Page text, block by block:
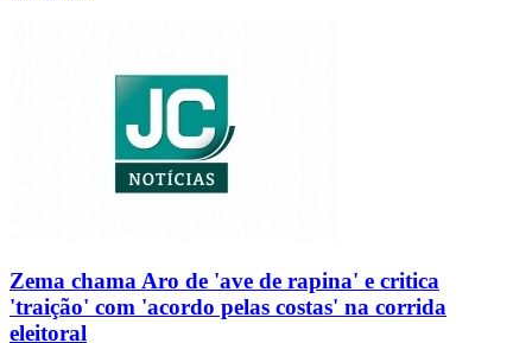
Zema chama Aro de 'ave de rapina' e critica
'traição' com 'acordo pelas costas' na corrida
eleitoral